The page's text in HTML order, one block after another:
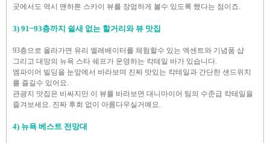
곳에서도 역시 맨하튼 스카이 뷰를 장엄하게 볼수 있도록 했다는 점이죠.
3) 91~93층까지 쉴새 없는 할거리와 뷰 맛집
93층으로 올라가면 유리 엘레베이터를 체험할수 있는 엑센트와 기념품 샵
그리고 대망의 뉴욕 스타 쉐프가 운영하는 칵테일 바가 있습니다.
엠파이어 빌딩을 눈앞에서 바라보며 진짜 맛있는 칵테일과 간단한 샌드위치
를 즐길수 있어요.
관광지 맛집은 비싸지만 이 뷰를 바라보면 대니마이어 팀의 수준급 칵테일을
즐겨보세요. 진짜 후회 없이 아름다우실거예요.
4) 뉴욕 베스트 전망대